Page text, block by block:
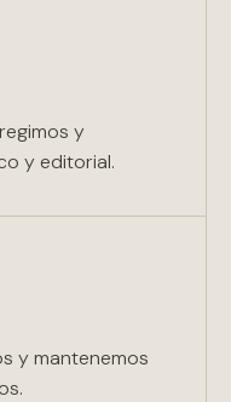
y
y editorial.
y mantenemos